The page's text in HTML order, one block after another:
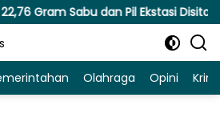
Sabu dan Pil Ekstasi Disita
Olahraga Opini